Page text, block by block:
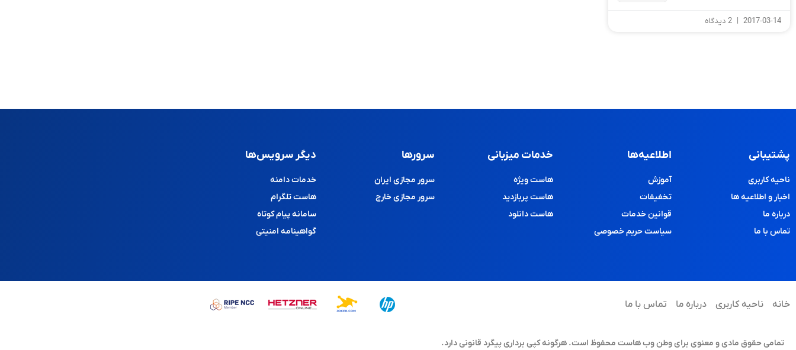
2017-03-14
پشتیبانی
ناحیه کاربری
اخبار و اطلاعیه ها
درباره ما
تماس با ما
اطلاعیه‌ها
آموزش
تخفیفات
قوانین خدمات
سیاست حریم خصوصی
خدمات میزبانی
هاست ویژه
هاست پربازدید
هاست دانلود
سرورها
سرور مجازی ایران
سرور مجازی خارج
دیگر سرویس‌ها
خدمات دامنه
هاست تلگرام
سامانه پیام کوتاه
گواهینامه امنیتی
خانه ناحیه کاربری درباره ما تماس با ما
تمامی حقوق مادی و معنوی برای وطن وب هاست محفوظ است. هرگونه کپی برداری پیگرد قانونی دارد.